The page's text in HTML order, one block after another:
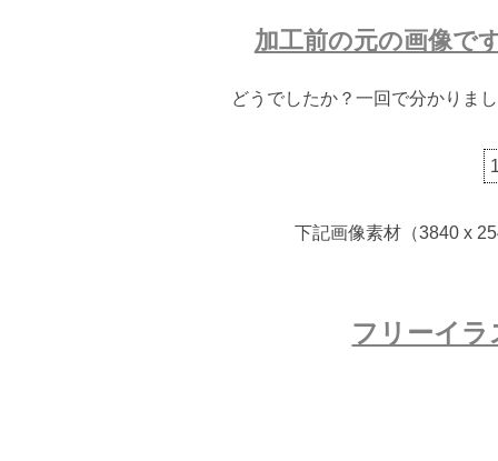
加工前の元の画像です
どうでしたか？一回で分かりま
下記画像素材（3840 x
フリーイラ